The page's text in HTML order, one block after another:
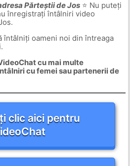
Părteștii de Jos⭐ Nu puteți
înregistrați întâlniri video
întâlniți oameni noi din întreaga
cu mai multe
cu femei sau partenerii de
clic aici pentru